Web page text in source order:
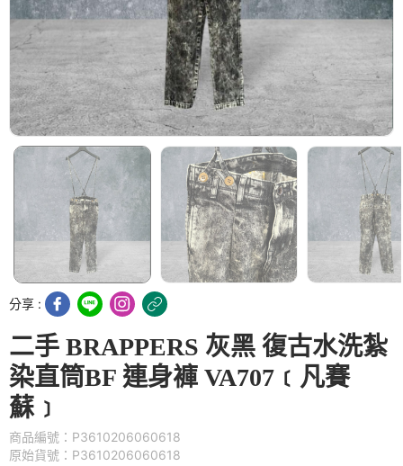
分享 :
二手 BRAPPERS 灰黑 復古水洗紮
染直筒BF 連身褲 VA707﹝凡賽
蘇﹞
商品編號：P3610206060618
原始貨號：P3610206060618